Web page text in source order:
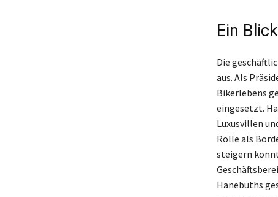
Ein
Die
aus. Als
Bikerlebens
eingesetzt.
Luxusvillen
Rolle als
steigern
Hanebuths